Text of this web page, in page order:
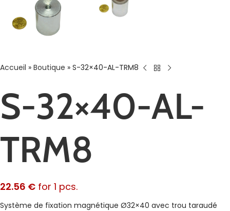
Accueil » Boutique » S-32×40-AL-TRM8
S-32×40-AL-
TRM8
22.56 € for 1 pcs.
Système de fixation magnétique Ø32×40 avec trou taraudé